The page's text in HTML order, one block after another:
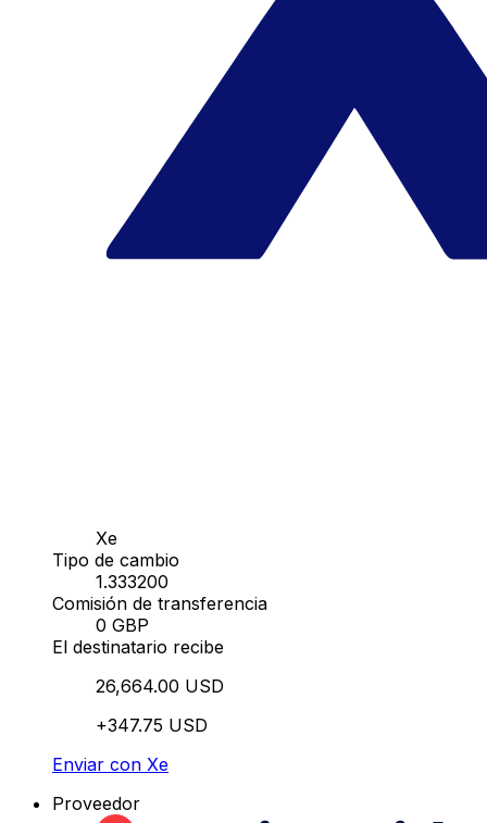
Xe
Tipo de cambio
1.333200
Comisión de transferencia
0 GBP
El destinatario recibe
26,664.00 USD
+347.75 USD
Enviar con Xe
Proveedor